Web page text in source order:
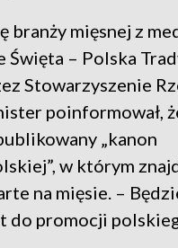
branży mięsnej z
– Polska
Stowarzyszenie
poinformował,
„kanon
w którym
na mięsie. –
do promocji